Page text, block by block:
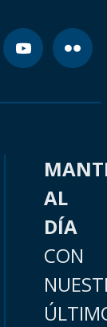
AL
DÍA
CON